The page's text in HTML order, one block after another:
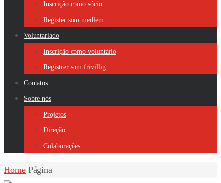
Inscrição como sócio
Register som medlem
Voluntariado
Inscrição como voluntário
Registrer som frivillig
Contatos
Sobre nós
Projetos
Direção
Colaborações
Home Página